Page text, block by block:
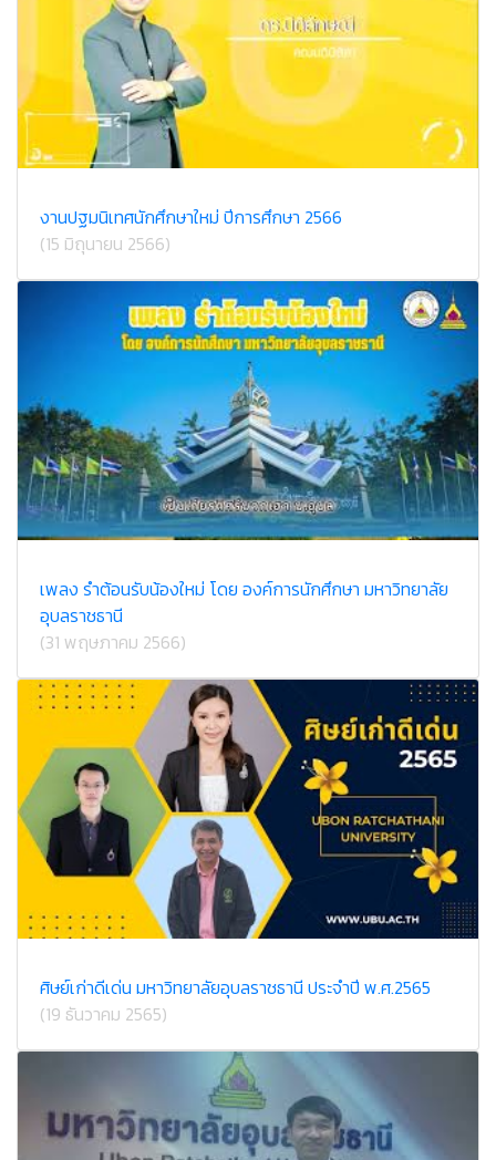
งานปฐมนิเทศนักศึกษาใหม่ ปีการศึกษา 2566
(15 มิถุนายน 2566)
เพลง รำต้อนรับน้องใหม่ โดย องค์การนักศึกษา มหาวิทยาลัย
อุบลราชธานี
(31 พฤษภาคม 2566)
ศิษย์เก่าดีเด่น มหาวิทยาลัยอุบลราชธานี ประจำปี พ.ศ.2565
(19 ธันวาคม 2565)